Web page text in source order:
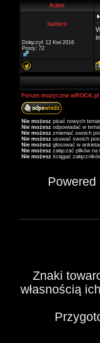
Autor
hatterx
Dołączył: 12 Kwi 2016
Posty: 72
Forum muzyczne wROCK.pl
Nie możesz pisać nowych
Nie możesz odpowiadać w
Nie możesz zmieniać swoich
Nie możesz usuwać swoich
Nie możesz głosować w
Nie możesz załączać plików na
Nie możesz ściągać
Powered
Znaki
własnością